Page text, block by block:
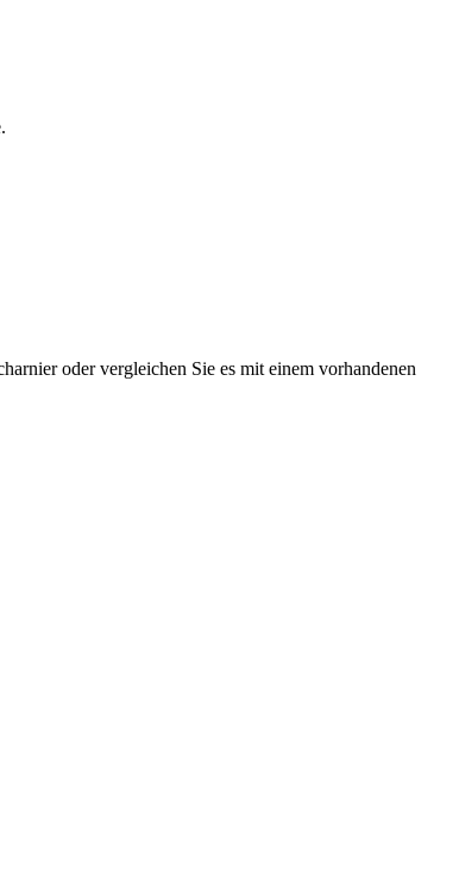
oder vergleichen Sie es mit einem vorhandenen